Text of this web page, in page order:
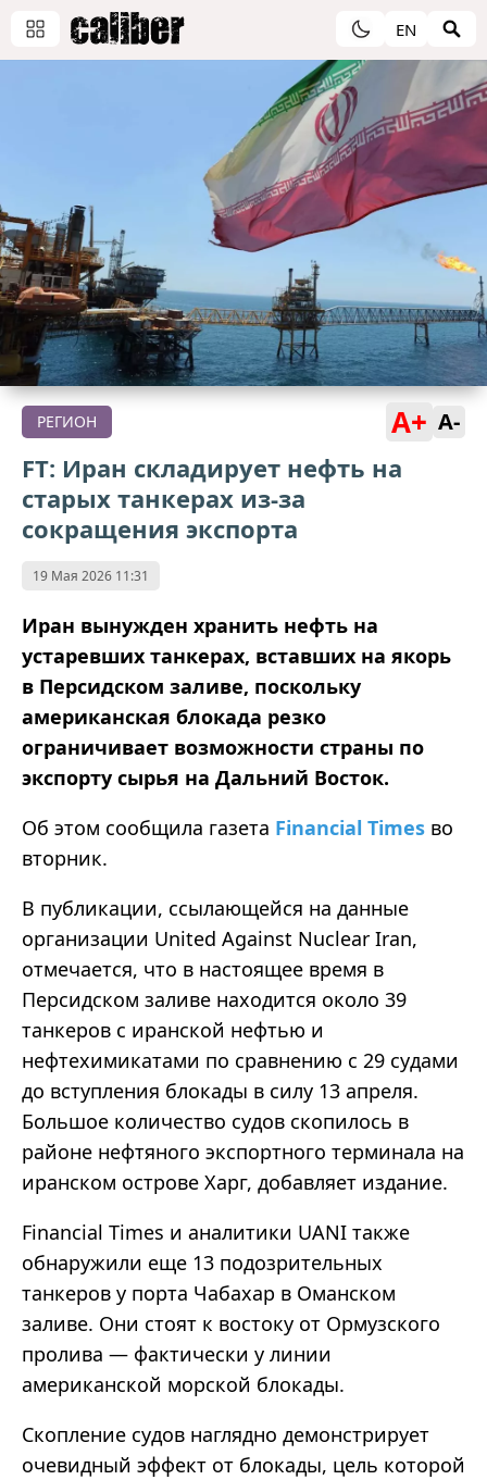
EN
РЕГИОН A+ A-
FT: Иран складирует нефть на
старых танкерах из-за
сокращения экспорта
19 Мая 2026 11:31
Иран вынужден хранить нефть на
устаревших танкерах, вставших на якорь
в Персидском заливе, поскольку
американская блокада резко
ограничивает возможности страны по
экспорту сырья на Дальний Восток.
Об этом сообщила газета Financial Times во
вторник.
В публикации, ссылающейся на данные
организации United Against Nuclear Iran,
отмечается, что в настоящее время в
Персидском заливе находится около 39
танкеров с иранской нефтью и
нефтехимикатами по сравнению с 29 судами
до вступления блокады в силу 13 апреля.
Большое количество судов скопилось в
районе нефтяного экспортного терминала на
иранском острове Харг, добавляет издание.
Financial Times и аналитики UANI также
обнаружили еще 13 подозрительных
танкеров у порта Чабахар в Оманском
заливе. Они стоят к востоку от Ормузского
пролива — фактически у линии
американской морской блокады.
Скопление судов наглядно демонстрирует
очевидный эффект от блокады, цель которой